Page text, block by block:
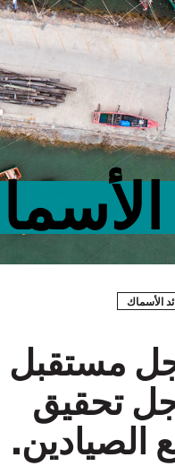
الأسماك
مستقبل
تحقيق
الصيادين.